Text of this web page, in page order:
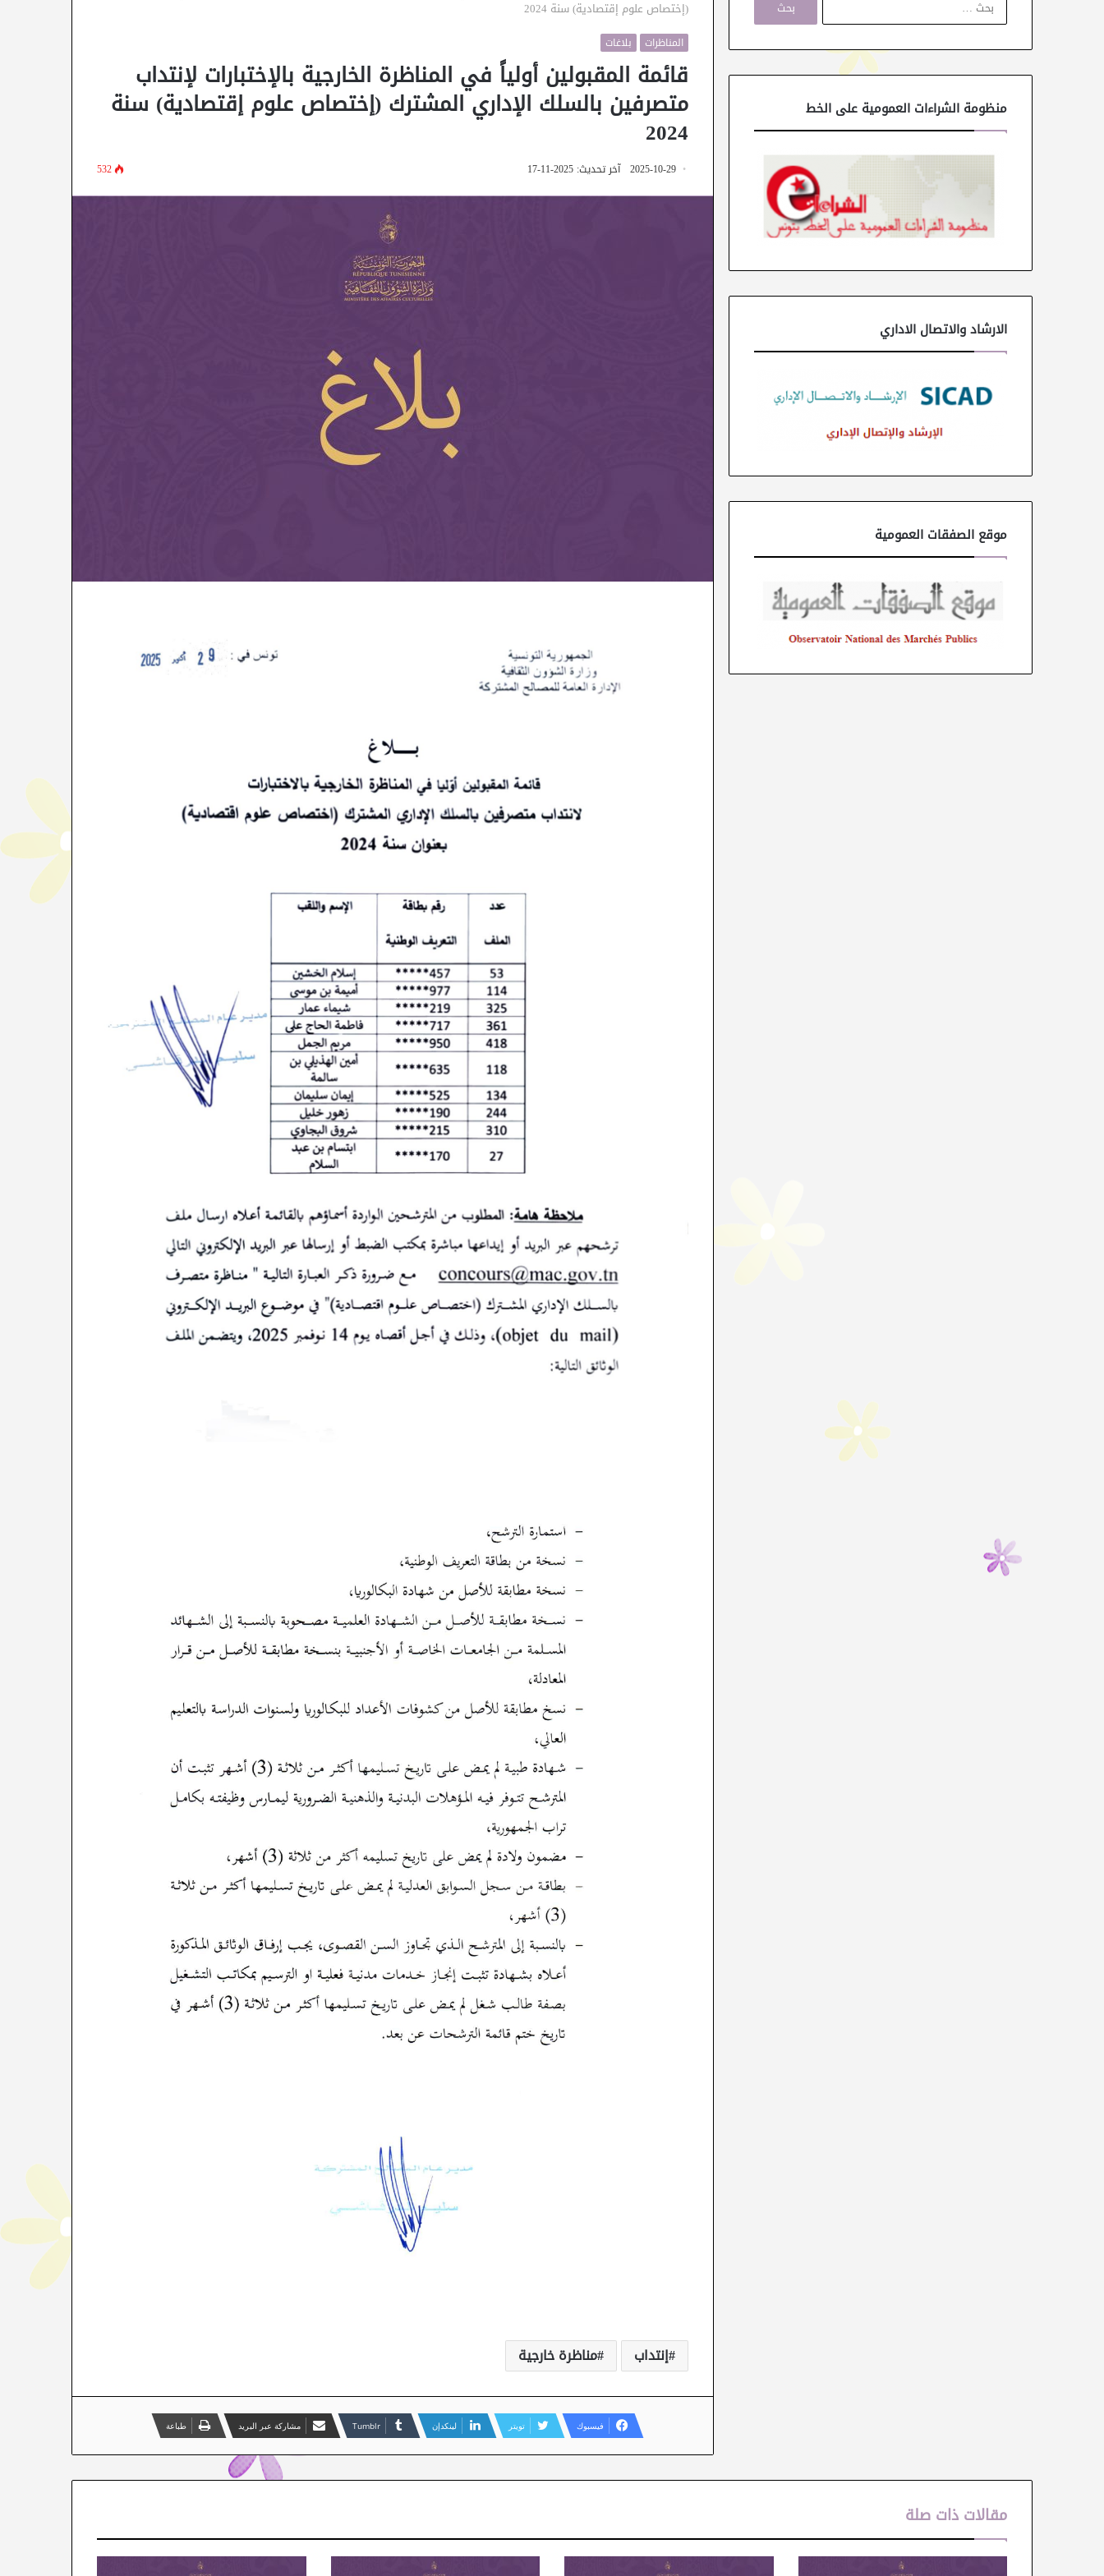
(إختصاص علوم إقتصادية) سنة 2024
المناظرات بلاغات
قائمة المقبولين أولياً في المناظرة الخارجية بالإختبارات لإنتداب
متصرفين بالسلك الإداري المشترك (إختصاص علوم إقتصادية) سنة
2024
2025-10-29 آخر تحديث: 2025-11-17 532
إنتداب مناظرة خارجية
فيسبوك تويتر لينكدإن مشاركة عبر البريد طباعة
ح
ن
منظومة الشراءات العمومية على الخط
الارشاد والاتصال الاداري
موقع الصفقات العمومية
مقالات ذات صلة